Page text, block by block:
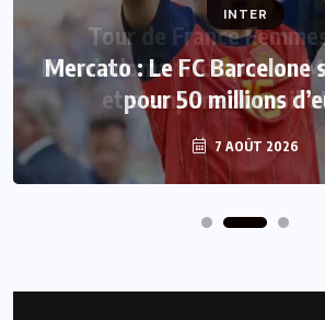
INTER
Mercato : Le FC Barcelone
pour 50 millions
7 AOÛT 2026